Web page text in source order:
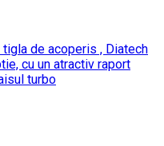
de acoperis , Diatech
cu un atractiv raport
turbo